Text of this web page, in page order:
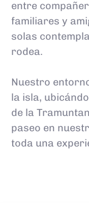
entre
familiares y
solas
rodea.
Nuestro
la isla,
de la
paseo en
toda una